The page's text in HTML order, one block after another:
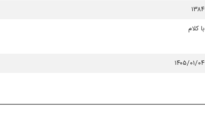
۱۳۸۴
با کلام
۱۴۰۵/۰۱/۰۴